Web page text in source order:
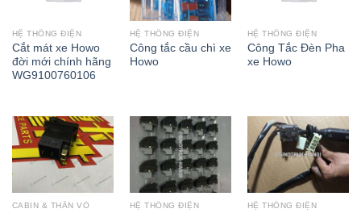
HỆ THỐNG ĐIỆN
Cắt mát xe Howo
đời mới chính hãng
WG9100760106
HỆ THỐNG ĐIỆN
Công tắc cầu chì xe
Howo
HỆ THỐNG ĐIỆN
Công Tắc Đèn Pha
xe Howo
CABIN & THÂN VỎ HỆ THỐNG ĐIỆN HỆ THỐNG ĐIỆN